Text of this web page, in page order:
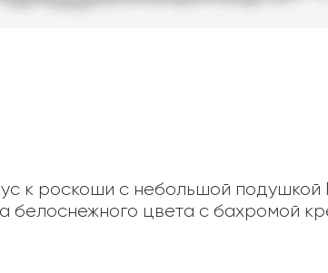
к роскоши с небольшой подушкой
белоснежного цвета с бахромой